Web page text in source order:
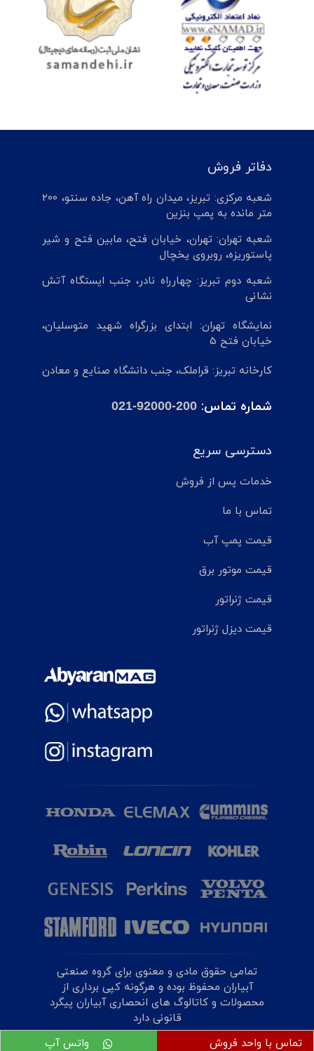
دفاتر فروش
شعبه مرکزی: تبریز، میدان راه آهن، جاده سنتو، 200
متر مانده به پمپ بنزین
شعبه تهران: تهران، خیابان فتح، مابین فتح و شیر
پاستوریزه، روبروی یخچال
شعبه دوم تبریز: چهارراه نادر، جنب ایستگاه آتش
نشانی
نمایشگاه تهران: ابتدای بزرگراه شهید متوسلیان،
خیابان فتح 5
کارخانه تبریز: قراملک، جنب دانشگاه صنایع و معادن
شماره تماس: 021-92000-200
دسترسی سریع
خدمات پس از فروش
تماس با ما
قیمت پمپ آب
قیمت موتور برق
قیمت ژنراتور
قیمت دیزل ژنراتور
تمامی حقوق مادی و معنوی برای گروه صنعتی
آبیاران محفوظ بوده و هرگونه کپی برداری از
محصولات و کاتالوگ های انحصاری آبیاران پیگرد
قانونی دارد
تماس با واحد فروش
واتس آپ